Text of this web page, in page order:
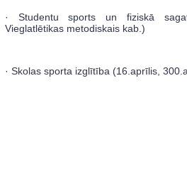
· Studentu sports un fiziskā
Vieglatlētikas metodiskais kab.)
· Skolas sporta izglītība (16.aprīlis,